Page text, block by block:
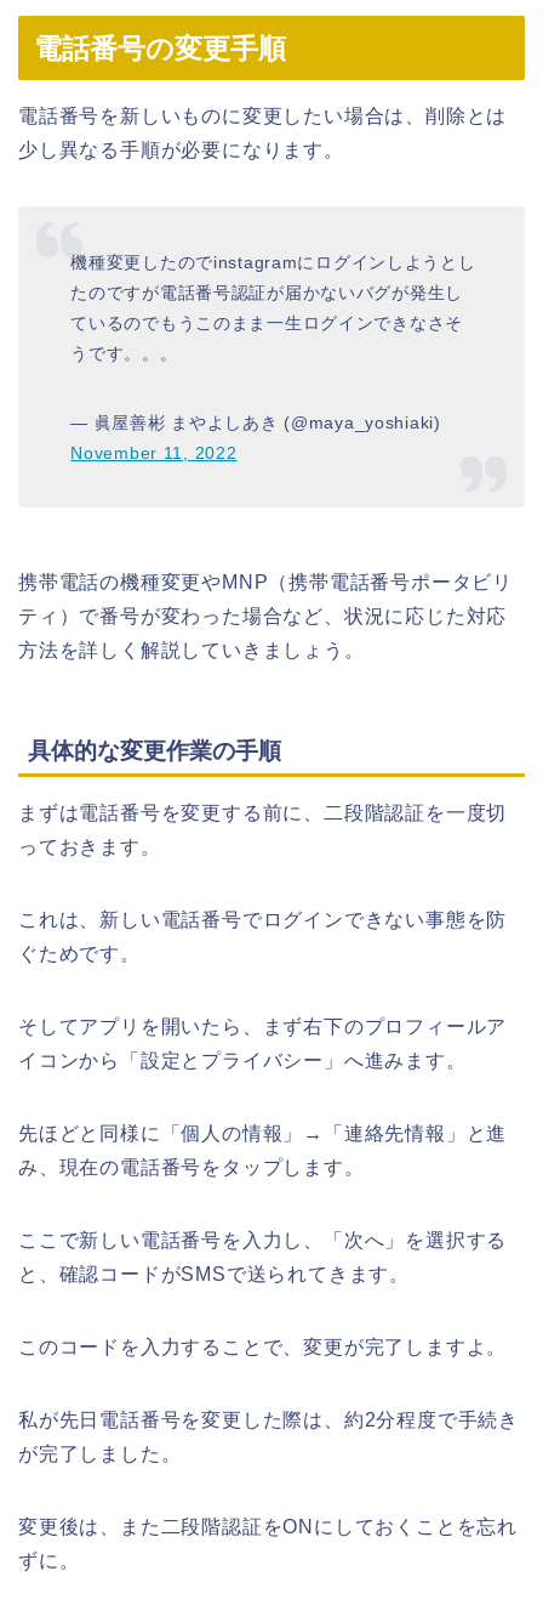
電話番号の変更手順
電話番号を新しいものに変更したい場合は、削除とは
少し異なる手順が必要になります。
機種変更したのでinstagramにログインしようとし
たのですが電話番号認証が届かないバグが発生し
ているのでもうこのまま一生ログインできなさそ
うです。。。
— 眞屋善彬 まやよしあき (@maya_yoshiaki)
November 11, 2022
携帯電話の機種変更やMNP（携帯電話番号ポータビリ
ティ）で番号が変わった場合など、状況に応じた対応
方法を詳しく解説していきましょう。
具体的な変更作業の手順
まずは電話番号を変更する前に、二段階認証を一度切
っておきます。
これは、新しい電話番号でログインできない事態を防
ぐためです。
そしてアプリを開いたら、まず右下のプロフィールア
イコンから「設定とプライバシー」へ進みます。
先ほどと同様に「個人の情報」→「連絡先情報」と進
み、現在の電話番号をタップします。
ここで新しい電話番号を入力し、「次へ」を選択する
と、確認コードがSMSで送られてきます。
このコードを入力することで、変更が完了しますよ。
私が先日電話番号を変更した際は、約2分程度で手続き
が完了しました。
変更後は、また二段階認証をONにしておくことを忘れ
ずに。